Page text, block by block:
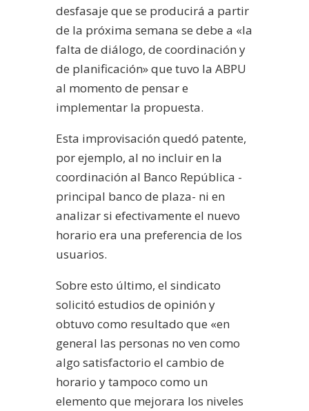
desfasaje que se producirá a partir
de la próxima semana se debe a «la
falta de diálogo, de coordinación y
de planificación» que tuvo la ABPU
al momento de pensar e
implementar la propuesta.
Esta improvisación quedó patente,
por ejemplo, al no incluir en la
coordinación al Banco República -
principal banco de plaza- ni en
analizar si efectivamente el nuevo
horario era una preferencia de los
usuarios.
Sobre esto último, el sindicato
solicitó estudios de opinión y
obtuvo como resultado que «en
general las personas no ven como
algo satisfactorio el cambio de
horario y tampoco como un
elemento que mejorara los niveles